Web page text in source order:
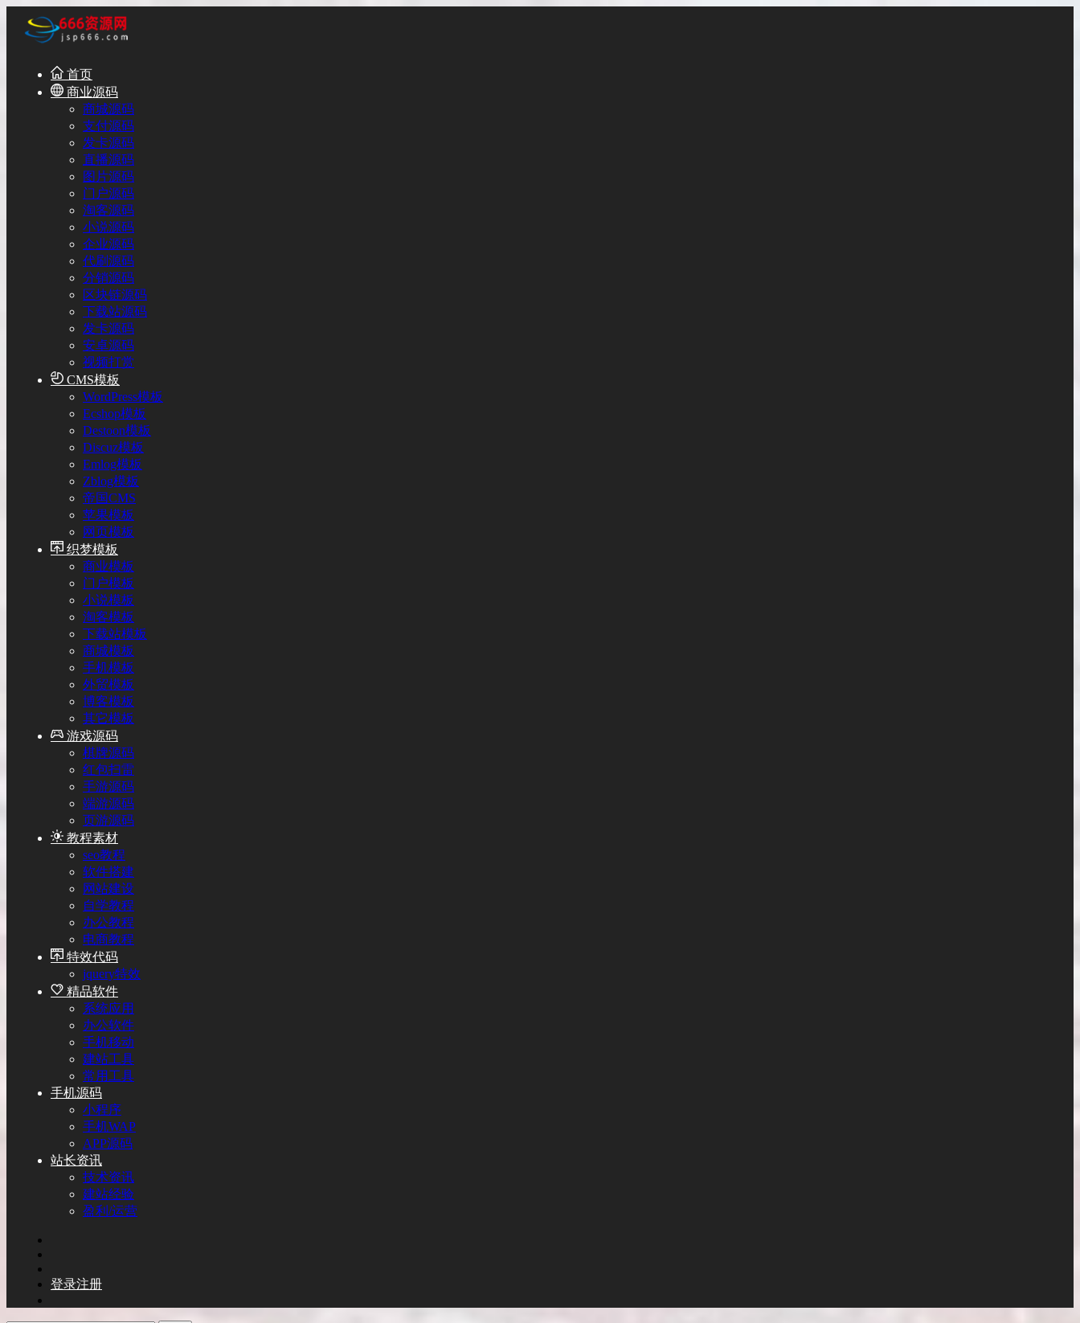
首页
商业源码
商城源码
支付源码
发卡源码
直播源码
图片源码
门户源码
淘客源码
小说源码
企业源码
代刷源码
分销源码
区块链源码
下载站源码
发卡源码
安卓源码
视频打赏
CMS模板
WordPress模板
Ecshop模板
Destoon模板
Discuz模板
Emlog模板
Zblog模板
帝国CMS
苹果模板
网页模板
织梦模板
商业模板
门户模板
小说模板
淘客模板
下载站模板
商城模板
手机模板
外贸模板
博客模板
其它模板
游戏源码
棋牌源码
红包扫雷
手游源码
端游源码
页游源码
教程素材
seo教程
软件搭建
网站建设
自学教程
办公教程
电商教程
特效代码
jquery特效
精品软件
系统应用
办公软件
手机移动
建站工具
常用工具
手机源码
小程序
手机WAP
APP源码
站长资讯
技术资讯
建站经验
盈利/运营
登录注册